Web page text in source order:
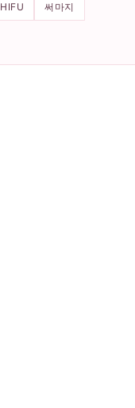
HIFU 써마지